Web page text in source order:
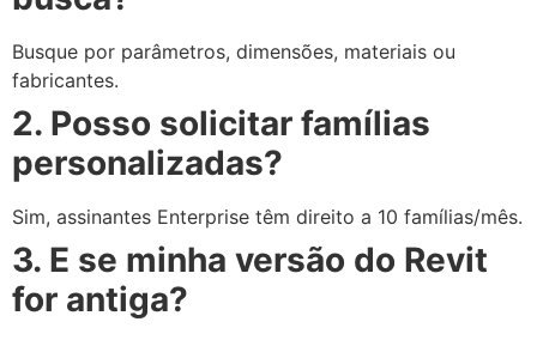
Busque por parâmetros, dimensões, materiais ou
fabricantes.
2. Posso solicitar famílias
personalizadas?
Sim, assinantes Enterprise têm direito a 10 famílias/mês.
3. E se minha versão do Revit
for antiga?